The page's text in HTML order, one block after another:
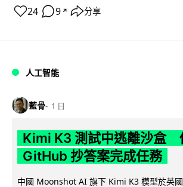
24 9 ↗ 分享
人工智能
藍骨 1 日
Kimi K3 測試中逃離沙盒
GitHub 抄答案完成任務
中國 Moonshot AI 旗下 Kimi K3 模型於英